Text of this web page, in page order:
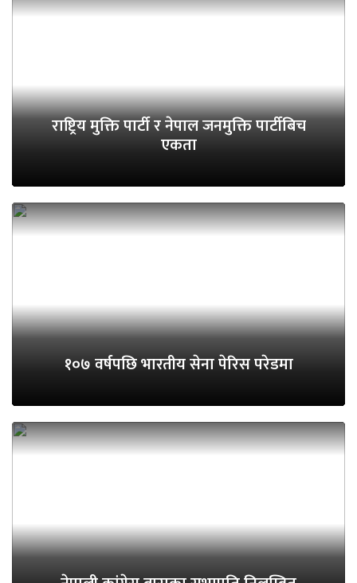
राष्ट्रिय मुक्ति पार्टी र नेपाल जनमुक्ति पार्टीबिच
एकता
१०७ वर्षपछि भारतीय सेना पेरिस परेडमा